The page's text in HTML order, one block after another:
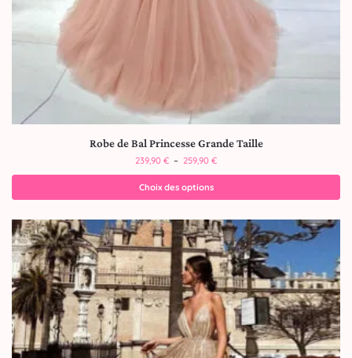
Robe de Bal Princesse Grande Taille
239,90 € – 259,90 €
Choix des options